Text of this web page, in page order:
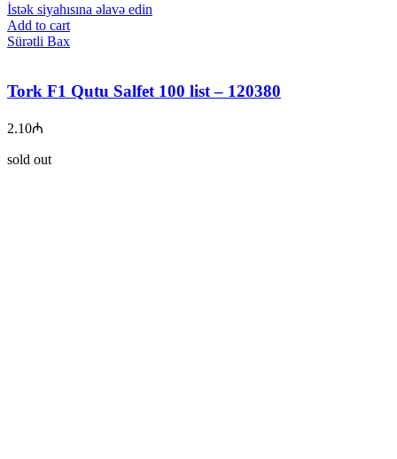
İstək siyahısına əlavə edin
Add to cart
Sürətli Bax
Tork F1 Qutu Salfet 100 list – 120380
2.10₼
sold out